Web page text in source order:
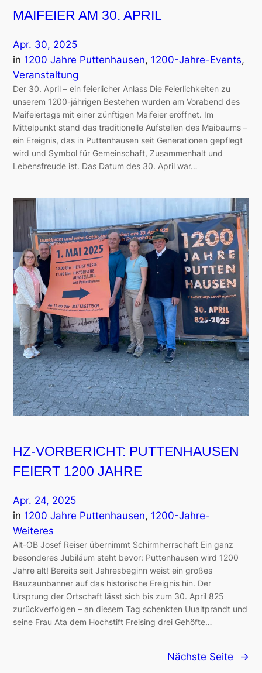
MAIFEIER AM 30. APRIL
Apr. 30, 2025
in 1200 Jahre Puttenhausen, 1200-Jahre-Events
Veranstaltung
Der 30. April – ein feierlicher Anlass Die Feierlichkeiten zu
unserem 1200-jährigen Bestehen wurden am Vorabend des
Maifeiertags mit einer zünftigen Maifeier eröffnet. Im
Mittelpunkt stand das traditionelle Aufstellen des Maibaums –
ein Ereignis, das in Puttenhausen seit Generationen gepflegt
wird und Symbol für Gemeinschaft, Zusammenhalt und
Lebensfreude ist. Das Datum des 30. April war…
HZ-VORBERICHT: PUTTENHAUSEN
FEIERT 1200 JAHRE
Apr. 24, 2025
in 1200 Jahre Puttenhausen, 1200-Jahre-
Weiteres
Alt-OB Josef Reiser übernimmt Schirmherrschaft Ein ganz
besonderes Jubiläum steht bevor: Puttenhausen wird 1200
Jahre alt! Bereits seit Jahresbeginn weist ein großes
Bauzaunbanner auf das historische Ereignis hin. Der
Ursprung der Ortschaft lässt sich bis zum 30. April 825
zurückverfolgen – an diesem Tag schenkten Uualtprandt und
seine Frau Ata dem Hochstift Freising drei Gehöfte…
Nächste Seite →